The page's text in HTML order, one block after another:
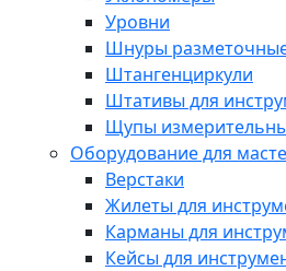
Уровни
Шнуры
Штангенциркули
Штативы для
Щупы
Оборудование для
Верстаки
Жилеты для
Карманы для
Кейсы для